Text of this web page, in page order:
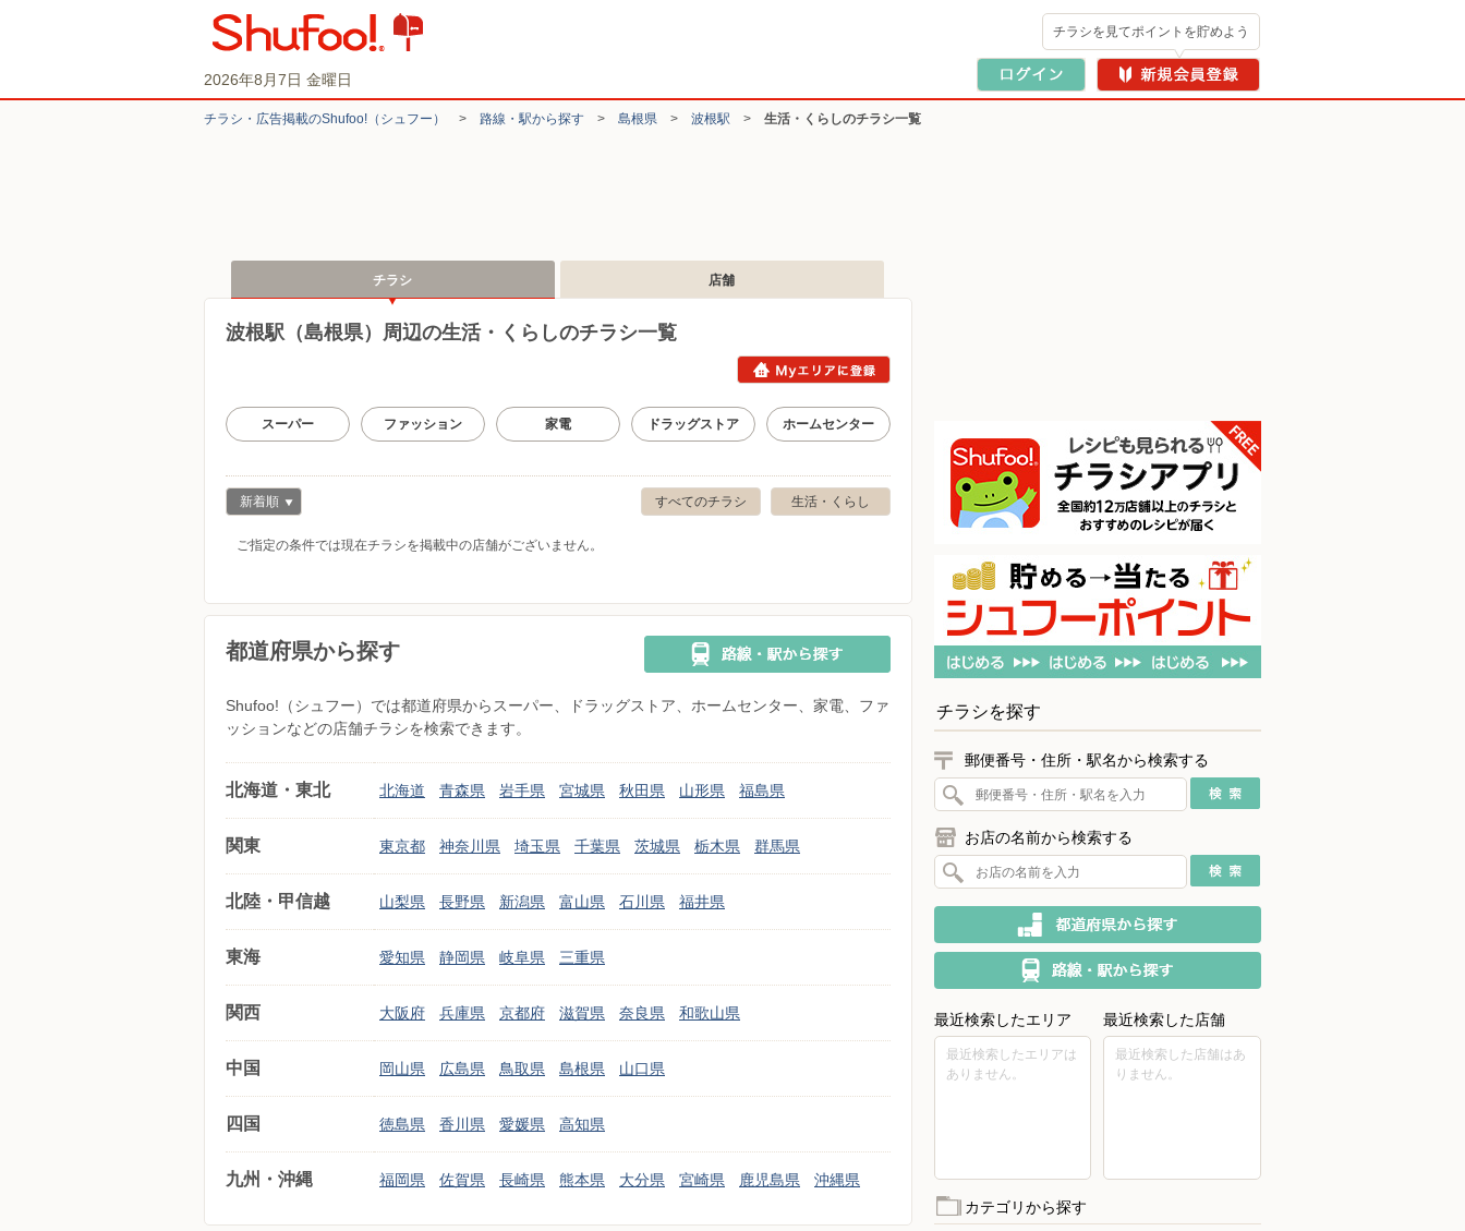
2026年8月7日 金曜日
チラシを見てポイントを貯めよう
チラシ・​広告掲載の​Shufoo!​（シュフー） > 路線・駅から探す > 島根県 > 波根駅 > 生活・くらしのチラシ一覧
チラシ 店舗
波根駅（島根県）周辺の生活・くらしのチラシ一覧
スーパー ファッション 家電 ドラッグストア ホームセンター
生活・くらし
すべてのチラシ
新着順
ご指定の条件では現在チラシを掲載中の店舗がございません。
都道府県から探す
Shufoo!（シュフー）では都道府県からスーパー、ドラッグストア、ホームセンター、家電、ファ
ッションなどの店舗チラシを検索できます。
北海道・東北 北海道 青森県 岩手県 宮城県 秋田県 山形県 福島県
関東 東京都 神奈川県 埼玉県 千葉県 茨城県 栃木県 群馬県
北陸・甲信越 山梨県 長野県 新潟県 富山県 石川県 福井県
東海 愛知県 静岡県 岐阜県 三重県
関西 大阪府 兵庫県 京都府 滋賀県 奈良県 和歌山県
中国 岡山県 広島県 鳥取県 島根県 山口県
四国 徳島県 香川県 愛媛県 高知県
九州・沖縄 福岡県 佐賀県 長崎県 熊本県 大分県 宮崎県 鹿児島県 沖縄県
チラシを探す
郵便番号・住所・駅名から検索する
お店の名前から検索する
最近検索したエリア
最近検索したエリアは
ありません。
最近検索した店舗
最近検索した店舗はあ
りません。
カテゴリから探す